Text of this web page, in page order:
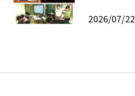
2026/07/22